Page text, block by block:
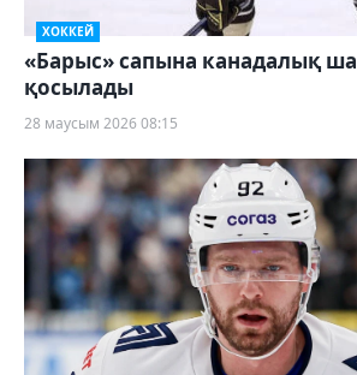
ХОККЕЙ
«Барыс» сапына канадалық
қосылады
28 маусым 2026 08:15